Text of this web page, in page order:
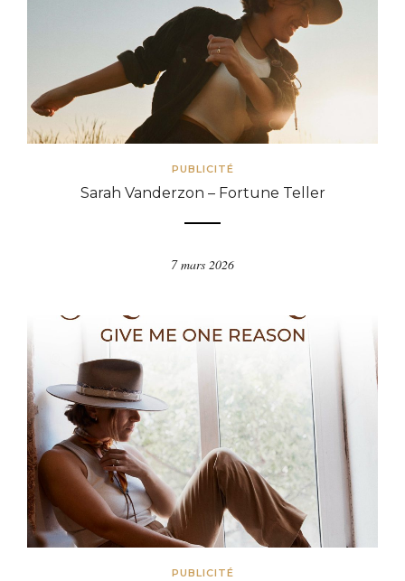
PUBLICITÉ
Sarah Vanderzon – Fortune Teller
7 mars 2026
PUBLICITÉ